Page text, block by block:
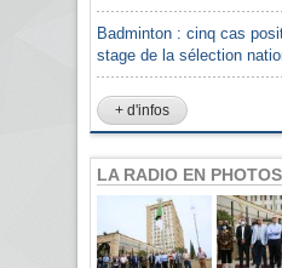
Badminton : cinq cas
stage de la sélection
+ d'infos
LA RADIO EN PHOTOS